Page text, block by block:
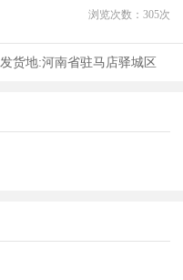
浏览次数： 305次
发货地:河南省驻马店驿城区